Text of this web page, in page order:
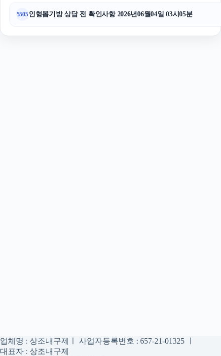
5505인형뽑기방 상담 전 확인사항 2026년06월04일 03시05분
업체명 : 상조내구제ㅣ 사업자등록번호 : 657-21-01325 ㅣ
대표자 : 상조내구제